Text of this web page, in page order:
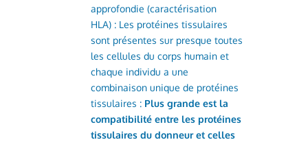
approfondie (caractérisation
HLA) : Les protéines tissulaires
sont présentes sur presque toutes
les cellules du corps humain et
chaque individu a une
combinaison unique de protéines
tissulaires : Plus grande est la
compatibilité entre les protéines
tissulaires du donneur et celles